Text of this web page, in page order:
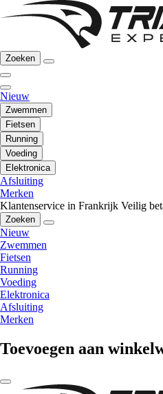
Zoeken
Nieuw
Zwemmen
Fietsen
Running
Voeding
Elektronica
Afsluiting
Merken
Klantenservice in Frankrijk Veilig
Zoeken
Nieuw
Zwemmen
Fietsen
Running
Voeding
Elektronica
Afsluiting
Merken
Toevoegen aan